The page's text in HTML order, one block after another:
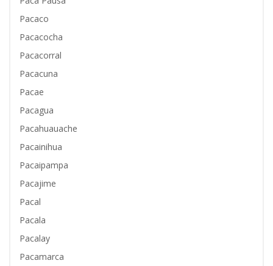
Pacaco
Pacacocha
Pacacorral
Pacacuna
Pacae
Pacagua
Pacahuauache
Pacainihua
Pacaipampa
Pacajime
Pacal
Pacala
Pacalay
Pacamarca